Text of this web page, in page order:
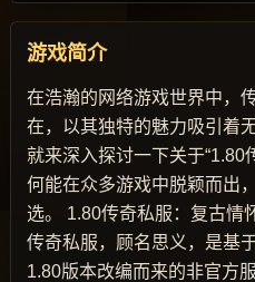
游戏简介
在浩瀚的网络游戏世界中，
在，以其独特的魅力吸引着
就来深入探讨一下关于“1.80
何能在众多游戏中脱颖而出
选。 1.80传奇私服：复古情
传奇私服，顾名思义，是基
1.80版本改编而来的非官方